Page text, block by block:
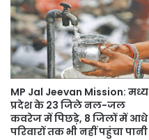
MP Jal Jeevan Mission: मध्य
प्रदेश के 23 जिले नल-जल
कवरेज में पिछड़े, 8 जिलों में आधे
परिवारों तक भी नहीं पहुंचा पानी